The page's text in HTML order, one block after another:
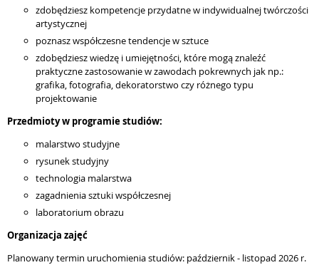
zdobędziesz kompetencje przydatne w indywidualnej twórczości
artystycznej
poznasz współczesne tendencje w sztuce
zdobędziesz wiedzę i umiejętności, które mogą znaleźć
praktyczne zastosowanie w zawodach pokrewnych jak np.:
grafika, fotografia, dekoratorstwo czy różnego typu
projektowanie
Przedmioty w programie studiów:
malarstwo studyjne
rysunek studyjny
technologia malarstwa
zagadnienia sztuki współczesnej
laboratorium obrazu
Organizacja zajęć
Planowany termin uruchomienia studiów: październik - listopad 2026 r.